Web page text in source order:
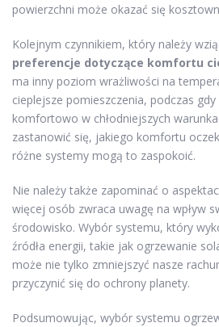
powierzchni może okazać się
Kolejnym czynnikiem, który należy
preferencje dotyczące komfortu
ma inny poziom wrażliwości na
cieplejsze pomieszczenia, podczas gdy
komfortowo w chłodniejszych
zastanowić się, jakiego komfortu
różne systemy mogą to zaspokoić.
Nie należy także zapominać o
więcej osób zwraca uwagę na wpływ
środowisko. Wybór systemu, który
źródła energii, takie jak ogrzewanie
może nie tylko zmniejszyć nasze
przyczynić się do ochrony planety.
Podsumowując, wybór systemu